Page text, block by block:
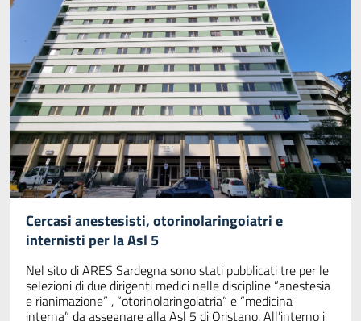
Cercasi anestesisti, otorinolaringoiatri e
internisti per la Asl 5
Nel sito di ARES Sardegna sono stati pubblicati tre per le
selezioni di due dirigenti medici nelle discipline “anestesia
e rianimazione” , “otorinolaringoiatria” e “medicina
interna” da assegnare alla Asl 5 di Oristano. All’interno i